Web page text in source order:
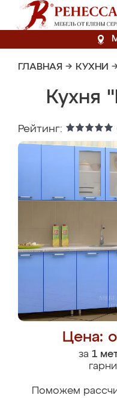
ГЛАВНАЯ → КУХНИ
Кухня
Рейтинг:
Цена:
за 1
Поможем